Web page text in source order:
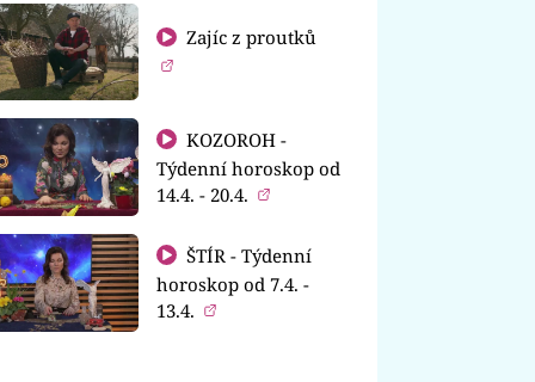
Zajíc z proutků
KOZOROH -
Týdenní horoskop od
14.4. - 20.4.
ŠTÍR - Týdenní
horoskop od 7.4. -
13.4.